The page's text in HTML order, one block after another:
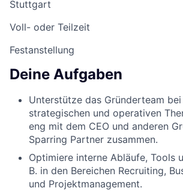
Stuttgart
Voll- oder Teilzeit
Festanstellung
Deine Aufgaben
Unterstütze das Gründerteam
strategischen und operativen
eng mit dem CEO und anderen
Sparring Partner zusammen.
Optimiere interne Abläufe, Tools
B. in den Bereichen Recruiting,
und Projektmanagement.